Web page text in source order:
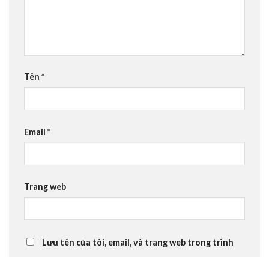
Tên *
Email *
Trang web
Lưu tên của tôi, email, và trang web trong trình